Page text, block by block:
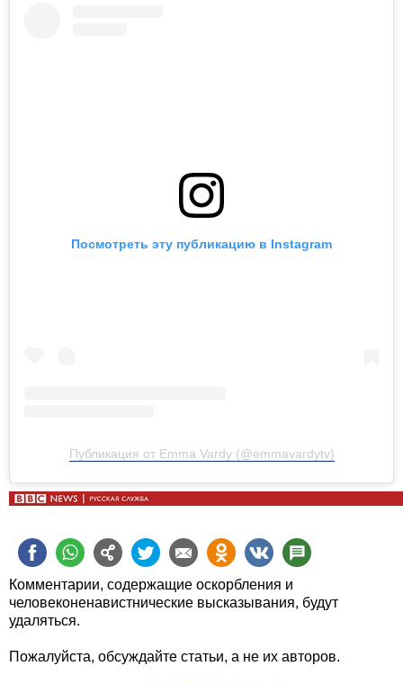
Посмотреть эту публикацию в Instagram
Публикация от Emma Vardy (@emmavardytv)
Комментарии, содержащие оскорбления и
человеконенавистнические высказывания, будут
удаляться.
Пожалуйста, обсуждайте статьи, а не их авторов.